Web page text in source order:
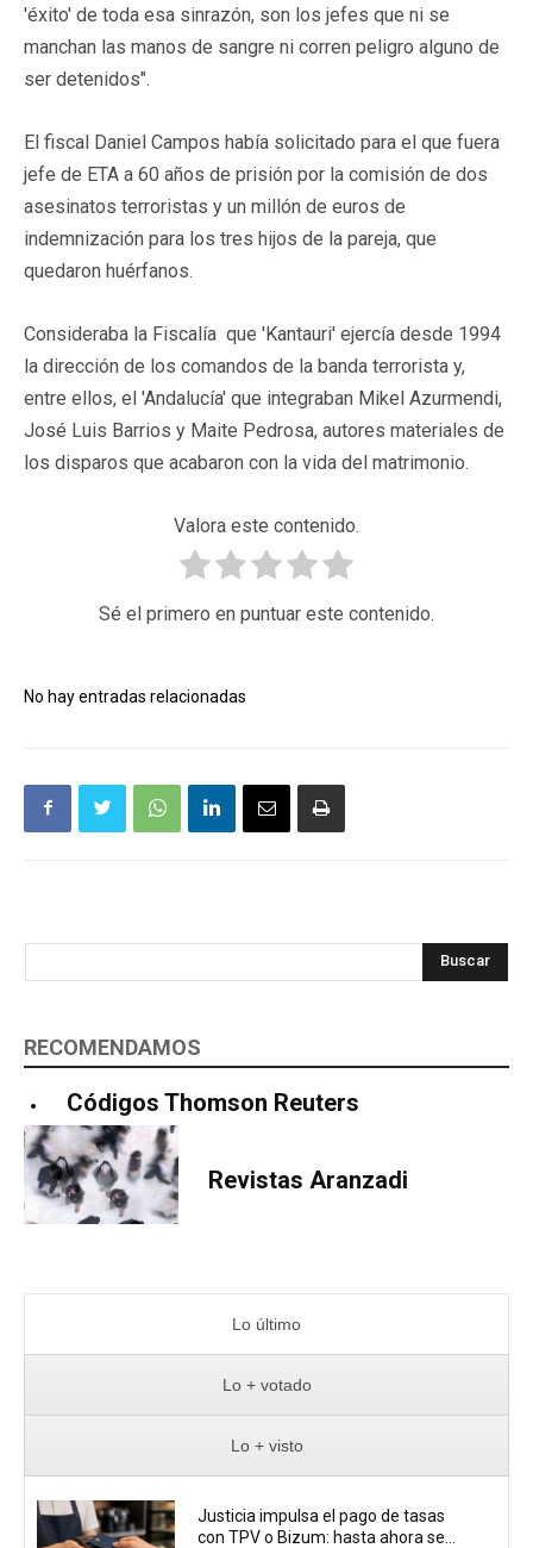
'éxito' de toda esa sinrazón, son los jefes que ni se
manchan las manos de sangre ni corren peligro alguno de
ser detenidos".
El fiscal Daniel Campos había solicitado para el que fuera
jefe de ETA a 60 años de prisión por la comisión de dos
asesinatos terroristas y un millón de euros de
indemnización para los tres hijos de la pareja, que
quedaron huérfanos.
Consideraba la Fiscalía que 'Kantauri' ejercía desde 1994
la dirección de los comandos de la banda terrorista y,
entre ellos, el 'Andalucía' que integraban Mikel Azurmendi,
José Luis Barrios y Maite Pedrosa, autores materiales de
los disparos que acabaron con la vida del matrimonio.
Valora este contenido.
Sé el primero en puntuar este contenido.
No hay entradas relacionadas
Buscar
RECOMENDAMOS
Códigos Thomson Reuters
Revistas Aranzadi
Lo último
Lo + votado
Lo + visto
Justicia impulsa el pago de tasas
con TPV o Bizum: hasta ahora se...